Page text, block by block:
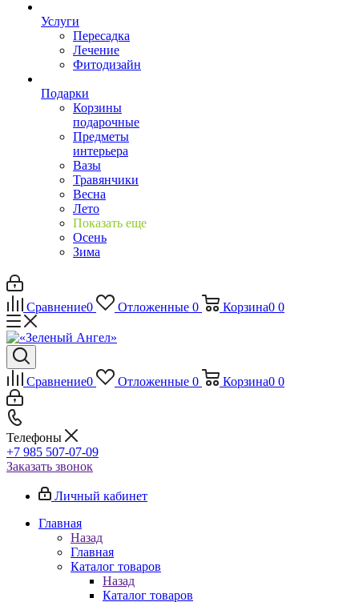
Услуги
Пересадка
Лечение
Фитодизайн
Подарки
Корзины
подарочные
Предметы
интерьера
Вазы
Травянчики
Весна
Лето
Показать еще
Осень
Зима
Сравнение0 Отложенные 0 Корзина0 0
Сравнение0 Отложенные 0 Корзина0 0
Телефоны
+7 985 507-07-09
Заказать звонок
Личный кабинет
Главная
Назад
Главная
Каталог товаров
Назад
Каталог товаров